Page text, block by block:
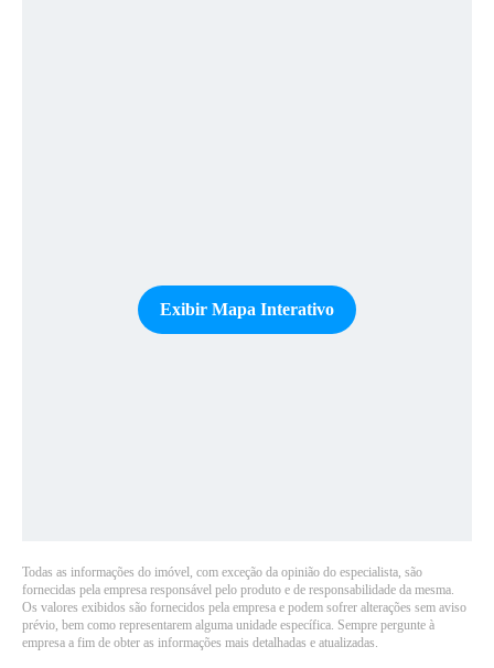
Exibir Mapa Interativo
Todas as informações do imóvel, com exceção da opinião do especialista, são
fornecidas pela empresa responsável pelo produto e de responsabilidade da mesma.
Os valores exibidos são fornecidos pela empresa e podem sofrer alterações sem aviso
prévio, bem como representarem alguma unidade específica. Sempre pergunte à
empresa a fim de obter as informações mais detalhadas e atualizadas.